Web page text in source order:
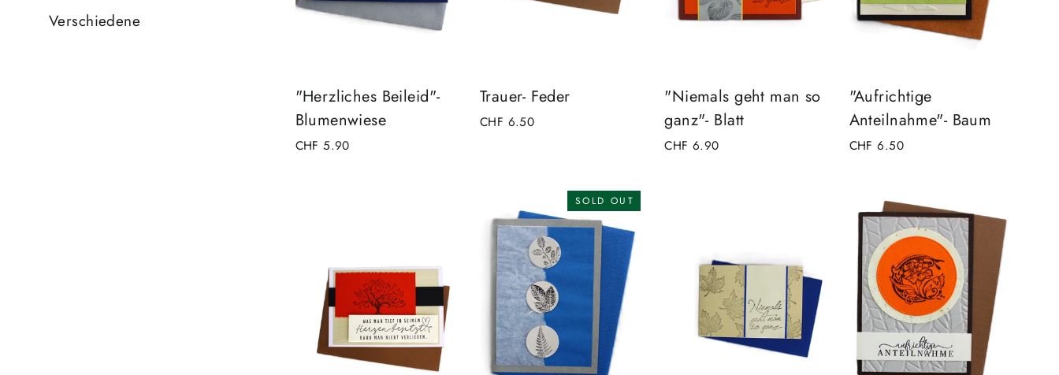
Verschiedene
"Herzliches Beileid"-
Blumenwiese
CHF 5.90
Trauer- Feder
CHF 6.50
"Niemals geht man so
ganz"- Blatt
CHF 6.90
"Aufrichtige
Anteilnahme"- Baum
CHF 6.50
SOLD OUT